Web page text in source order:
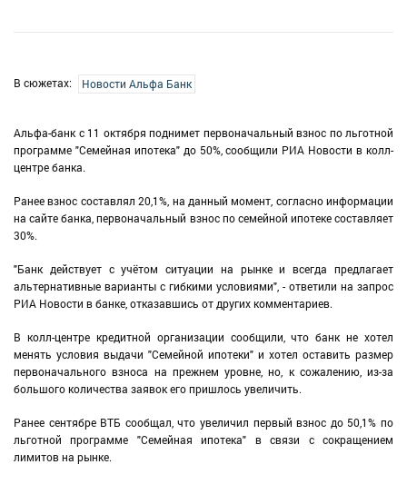
В сюжетах: Новости Альфа Банк
Альфа-банк с 11 октября поднимет первоначальный взнос по льготной
программе "Семейная ипотека" до 50%, сообщили РИА Новости в колл-
центре банка.
Ранее взнос составлял 20,1%, на данный момент, согласно информации
на сайте банка, первоначальный взнос по семейной ипотеке составляет
30%.
"Банк действует с учётом ситуации на рынке и всегда предлагает
альтернативные варианты с гибкими условиями", - ответили на запрос
РИА Новости в банке, отказавшись от других комментариев.
В колл-центре кредитной организации сообщили, что банк не хотел
менять условия выдачи "Семейной ипотеки" и хотел оставить размер
первоначального взноса на прежнем уровне, но, к сожалению, из-за
большого количества заявок его пришлось увеличить.
Ранее сентябре ВТБ сообщал, что увеличил первый взнос до 50,1% по
льготной программе "Семейная ипотека" в связи с сокращением
лимитов на рынке.